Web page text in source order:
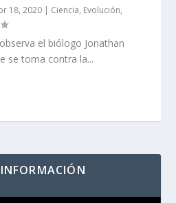
18, 2020 | Ciencia, Evolución,
el biólogo Jonathan
se toma contra la...